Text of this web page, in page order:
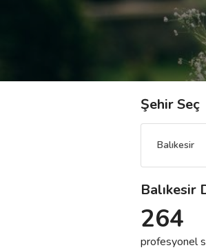
Şehir Seç
Balıkesir
Balıkesir
264
profesyonel